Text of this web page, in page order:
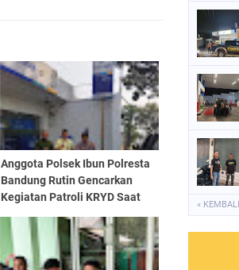
Anggota Polsek Ibun Polresta
Bandung Rutin Gencarkan
Kegiatan Patroli KRYD Saat
« KEMBALI